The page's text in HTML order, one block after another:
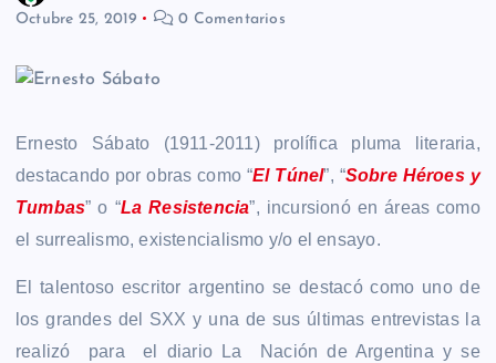
Octubre 25, 2019
0 Comentarios
Ernesto Sábato (1911-2011) prolífica pluma literaria,
destacando por obras como “El Túnel”, “Sobre Héroes y
Tumbas” o “La Resistencia”, incursionó en áreas como
el surrealismo, existencialismo y/o el ensayo.
El talentoso escritor argentino se destacó como uno de
los grandes del SXX y una de sus últimas entrevistas la
realizó para el diario La Nación de Argentina y se